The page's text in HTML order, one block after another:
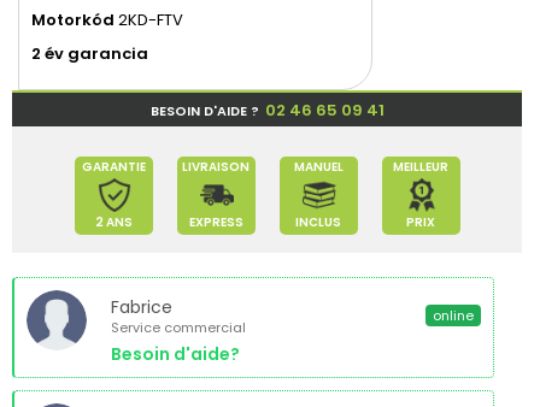
Motorkód 2KD-FTV
2 év garancia
BESOIN D'AIDE ? 02 46 65 09 41
GARANTIE
2 ANS
LIVRAISON
EXPRESS
MANUEL
INCLUS
MEILLEUR
PRIX
Fabrice
Service commercial
Besoin d'aide?
online